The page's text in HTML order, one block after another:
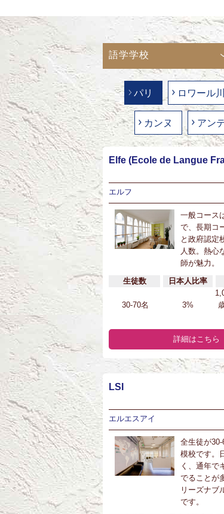
語学学校
パリ ロワール
カンヌ アン
Elfe (Ecole de Langue
エルフ
一般コース
で、長期コ
と政府認定
人数。熱心
師が魅力。
生徒数
日本人比率
30-70名 3%
詳細はこちら
LSI
エルエスアイ
全生徒が
模校です。
く、通年で
でることが
リーズナブ
です。